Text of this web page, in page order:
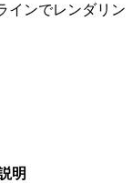
インでレンダリン
明